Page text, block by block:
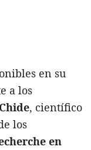
en su
a los
, científico
los
en